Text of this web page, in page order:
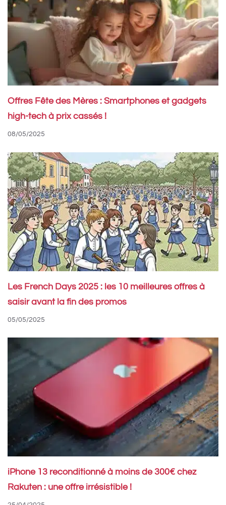
Offres Fête des Mères : Smartphones et gadgets
high-tech à prix cassés !
08/05/2025
Les French Days 2025 : les 10 meilleures offres à
saisir avant la fin des promos
05/05/2025
iPhone 13 reconditionné à moins de 300€ chez
Rakuten : une offre irrésistible !